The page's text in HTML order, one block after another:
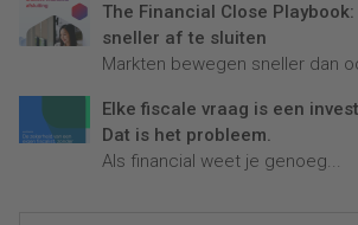
The Financial Close
sneller af te sluiten
Markten bewegen sneller dan
Elke fiscale vraag is een
Dat is het probleem.
Als financial weet je genoeg...